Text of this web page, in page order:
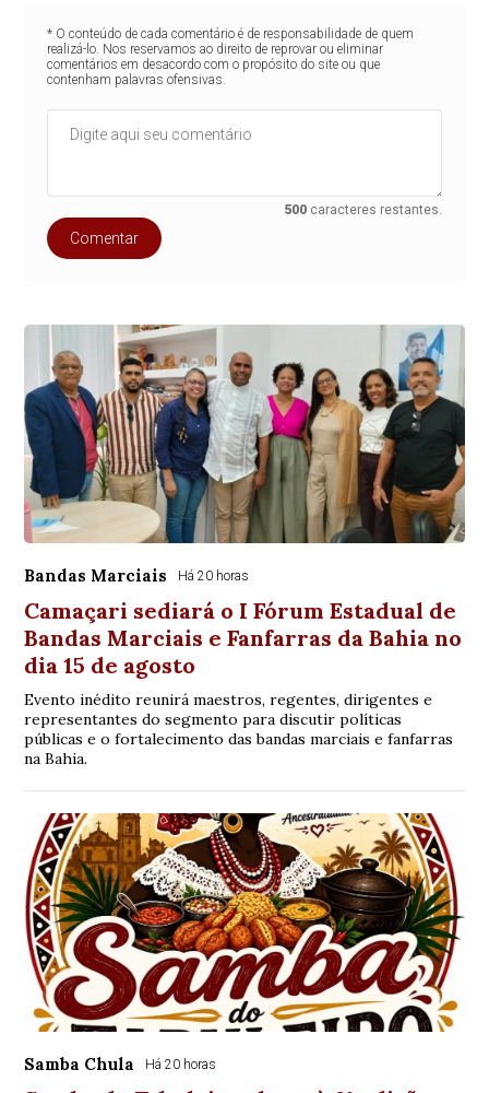
* O conteúdo de cada comentário é de responsabilidade de quem
realizá-lo. Nos reservamos ao direito de reprovar ou eliminar
comentários em desacordo com o propósito do site ou que
contenham palavras ofensivas.
500 caracteres restantes.
Comentar
Bandas Marciais Há 20 horas
Camaçari sediará o I Fórum Estadual de
Bandas Marciais e Fanfarras da Bahia no
dia 15 de agosto
Evento inédito reunirá maestros, regentes, dirigentes e
representantes do segmento para discutir políticas
públicas e o fortalecimento das bandas marciais e fanfarras
na Bahia.
Samba Chula Há 20 horas